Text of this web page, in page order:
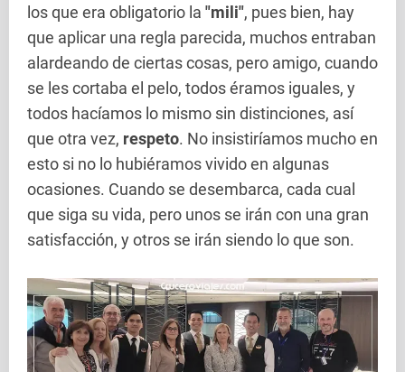
los que era obligatorio la "mili", pues bien, hay
que aplicar una regla parecida, muchos entraban
alardeando de ciertas cosas, pero amigo, cuando
se les cortaba el pelo, todos éramos iguales, y
todos hacíamos lo mismo sin distinciones, así
que otra vez, respeto. No insistiríamos mucho en
esto si no lo hubiéramos vivido en algunas
ocasiones. Cuando se desembarca, cada cual
que siga su vida, pero unos se irán con una gran
satisfacción, y otros se irán siendo lo que son.